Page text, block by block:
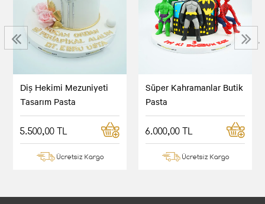
Diş Hekimi Mezuniyeti
Tasarım Pasta
5.500,00 TL
Ücretsiz Kargo
Süper Kahramanlar Butik
Pasta
6.000,00 TL
Ücretsiz Kargo
‹ ›